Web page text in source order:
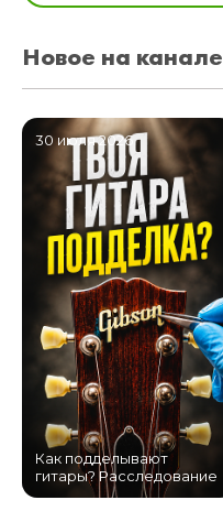
Новое на канале
30 июля 2026
Как подделывают
гитары? Расследование